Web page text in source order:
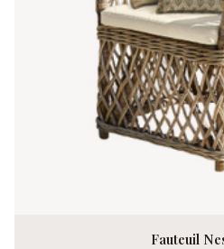
Fauteuil